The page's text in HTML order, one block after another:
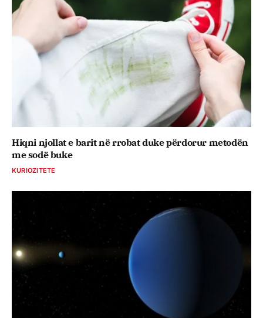
Hiqni njollat e barit në rrobat duke përdorur metodën
me sodë buke
KURIOZITETE